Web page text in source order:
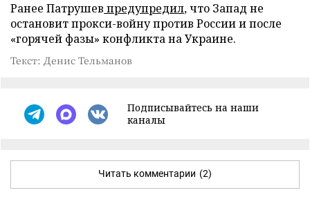
Ранее Патрушев предупредил, что Запад не
остановит прокси-войну против России и после
«горячей фазы» конфликта на Украине.
Текст: Денис Тельманов
Подписывайтесь на наши
каналы
Читать комментарии (2)